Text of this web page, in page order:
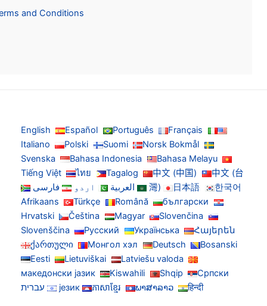
Terms and Conditions
English Español Português
Français
Italiano
Polski Suomi
Norsk Bokmål
Svenska
Bahasa Indonesia
Bahasa Melayu
Tiếng Việt
ไทย Tagalog 中文 (中国)
中文 (台
灣)
日本語 한국어 العربية اردو
فارسی
Afrikaans
Türkçe Română
български
Hrvatski
Čeština Magyar
Slovenčina
Slovenščina
Русский Українська
Հայերեն
ქართული
Монгол хэл Deutsch
Bosanski
Eesti
Lietuviškai
Latviešu valoda
македонски јазик
Kiswahili Shqip
Српски
језик
ភាសាខ្មែរ ພາສາລາວ हिन्दी עברית